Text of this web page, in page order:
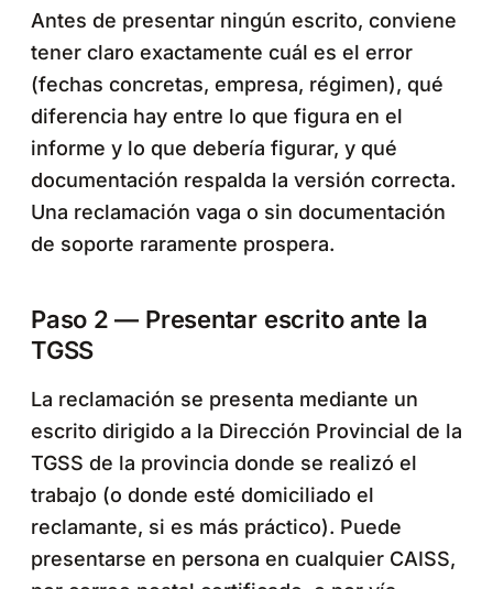
Antes de presentar ningún escrito, conviene
tener claro exactamente cuál es el error
(fechas concretas, empresa, régimen), qué
diferencia hay entre lo que figura en el
informe y lo que debería figurar, y qué
documentación respalda la versión correcta.
Una reclamación vaga o sin documentación
de soporte raramente prospera.
Paso 2 — Presentar escrito ante la
TGSS
La reclamación se presenta mediante un
escrito dirigido a la Dirección Provincial de la
TGSS de la provincia donde se realizó el
trabajo (o donde esté domiciliado el
reclamante, si es más práctico). Puede
presentarse en persona en cualquier CAISS,